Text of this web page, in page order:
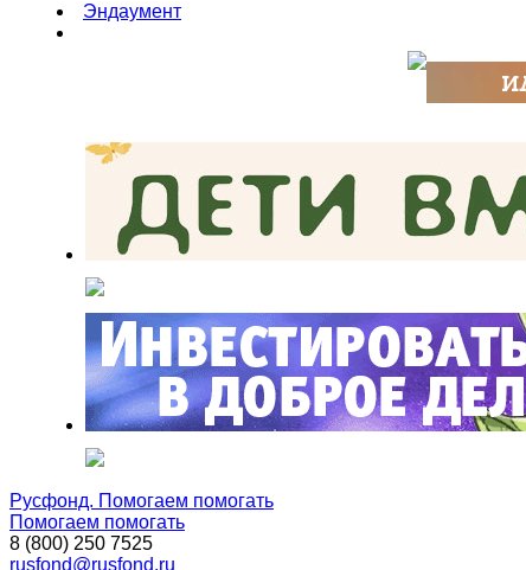
Эндаумент
Русфонд. Помогаем помогать
Помогаем помогать
8 (800) 250 7525
rusfond@rusfond.ru